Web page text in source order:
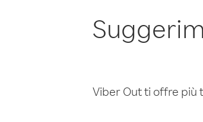
Viber Out ti offre più